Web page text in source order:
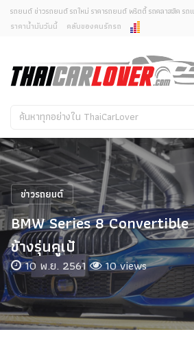
ยกเลิกการแจ้งเตือน
คุณต้องการยกเลิกการแจ้งเตือนข่าวส
ใช่หรือไม่?
ไม่
รถยนต์ ข่าวรถยนต์ รถใหม่ ราคารถยนต์ พริตตี้ รถคลาสสิค รถ
ราคาน้ำมันวันนี้
คลับของคนรักรถ
ข่าวรถยนต์
BMW Series 8 Convertible
ข้างรุ่นคูเป้
10 พ.ย. 2561 10 views